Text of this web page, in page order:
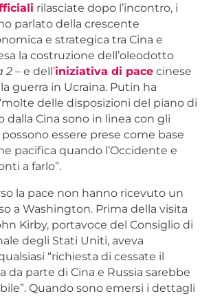
rilasciate dopo l’incontro, i
parlato della crescente
e strategica tra Cina e
la costruzione dell’oleodotto
2 – e dell’iniziativa di pace cinese
guerra in Ucraina. Putin ha
delle disposizioni del piano di
dalla Cina sono in linea con gli
essere prese come base
pacifica quando l’Occidente e
a farlo”.
la pace non hanno ricevuto un
a Washington. Prima della visita
Kirby, portavoce del Consiglio di
degli Stati Uniti, aveva
“richiesta di cessate il
da parte di Cina e Russia sarebbe
Quando sono emersi i dettagli